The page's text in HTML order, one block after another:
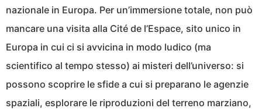
nazionale in Europa. Per un’immersione totale, non può
mancare una visita alla Cité de l’Espace, sito unico in
Europa in cui ci si avvicina in modo ludico (ma
scientifico al tempo stesso) ai misteri dell’universo: si
possono scoprire le sfide a cui si preparano le agenzie
spaziali, esplorare le riproduzioni del terreno marziano,